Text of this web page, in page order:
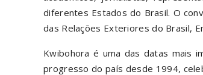
diferentes Estados do Brasil. O
das Relações Exteriores do Brasil,
Kwibohora é uma das datas mais
progresso do país desde 1994,